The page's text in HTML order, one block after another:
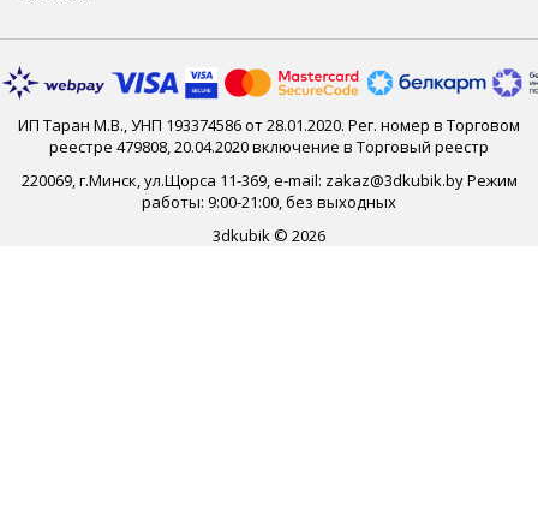
ИП Таран М.В., УНП 193374586 от 28.01.2020. Рег. номер в Торговом
реестре 479808, 20.04.2020 включение в Торговый реестр
220069, г.Минск, ул.Щорса 11-369, e-mail: zakaz@3dkubik.by Режим
работы: 9:00-21:00, без выходных
3dkubik © 2026